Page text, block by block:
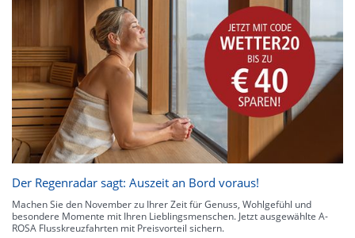
Der Regenradar sagt: Auszeit an Bord voraus!
Machen Sie den November zu Ihrer Zeit für Genuss, Wohlgefühl und
besondere Momente mit Ihren Lieblingsmenschen. Jetzt ausgewählte A-
ROSA Flusskreuzfahrten mit Preisvorteil sichern.